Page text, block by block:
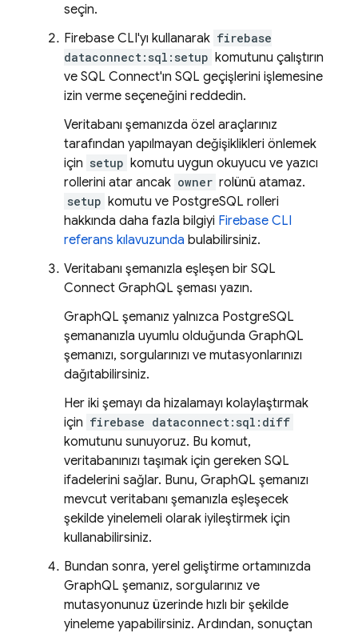
seçin.
Firebase CLI'yı kullanarak firebase
dataconnect:sql:setup komutunu çalıştırın
ve SQL Connect'ın SQL geçişlerini işlemesine
izin verme seçeneğini reddedin.
Veritabanı şemanızda özel araçlarınız
tarafından yapılmayan değişiklikleri önlemek
için setup komutu uygun okuyucu ve yazıcı
rollerini atar ancak owner rolünü atamaz.
setup komutu ve PostgreSQL rolleri
hakkında daha fazla bilgiyi Firebase CLI
referans kılavuzunda bulabilirsiniz.
Veritabanı şemanızla eşleşen bir SQL
Connect GraphQL şeması yazın.
GraphQL şemanız yalnızca PostgreSQL
şemananızla uyumlu olduğunda GraphQL
şemanızı, sorgularınızı ve mutasyonlarınızı
dağıtabilirsiniz.
Her iki şemayı da hizalamayı kolaylaştırmak
için firebase dataconnect:sql:diff
komutunu sunuyoruz. Bu komut,
veritabanınızı taşımak için gereken SQL
ifadelerini sağlar. Bunu, GraphQL şemanızı
mevcut veritabanı şemanızla eşleşecek
şekilde yinelemeli olarak iyileştirmek için
kullanabilirsiniz.
Bundan sonra, yerel geliştirme ortamınızda
GraphQL şemanız, sorgularınız ve
mutasyonunuz üzerinde hızlı bir şekilde
yineleme yapabilirsiniz. Ardından, sonuçtan